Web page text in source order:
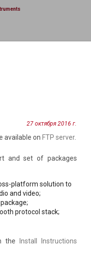
27 октября 2016 г.
available on FTP server.
and set of packages
platform solution to
and video;
protocol stack;
the
Install Instructions